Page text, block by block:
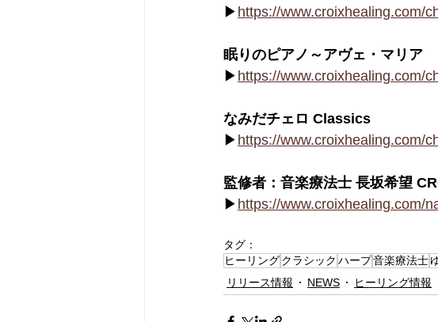
▶ https://www.croixhealing.com/
眠りのピアノ～アヴェ・マリア
▶ https://www.croixhealing.com/
なみだチェロ Classics
▶ https://www.croixhealing.com/
監修者：音楽療法士 長坂希望
▶ https://www.croixhealing.com/
タグ：
ヒーリングクラシック ハープ音楽療法士
リリース情報
NEWS ヒーリング情報